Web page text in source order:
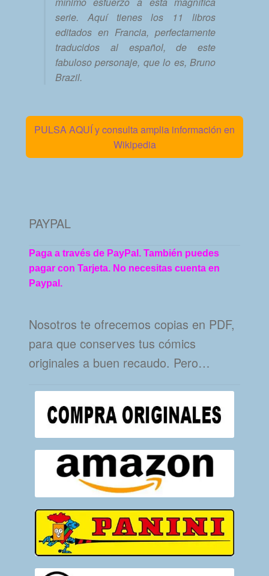
serie. Aquí tienes los 11 libros
editados en Francia, perfectamente
traducidos al español, de este
fabuloso personaje, que lo es, Bruno
Brazil.
PULSA AQUÍ y consulta amplia información en
Wikipedia
PAYPAL
Paga a través de PayPal. También puedes
pagar con Tarjeta. No necesitas cuenta en
Paypal.
Nosotros te ofrecemos copias en PDF,
para que conserves tus cómics
originales a buen recaudo. Pero…